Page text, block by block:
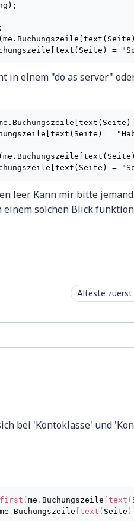
=
in einem "do as server"
=
=
leer. Kann mir bitte
einem solchen Blick
Älteste zuerst
bei 'Kontoklasse' und
first ( me . Buchungszeile text (
me . Buchungszeile text ( Seite )